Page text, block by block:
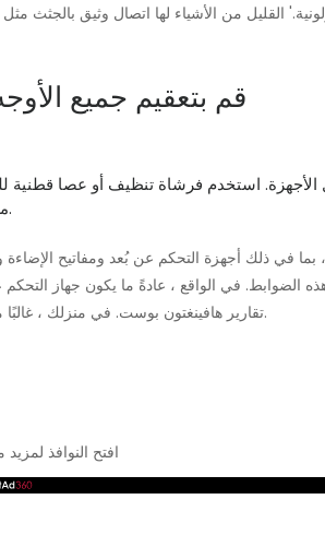
القليل من الأشياء لها اتصال وثيق بالجثث
2. قم بتعقيم جميع
الأجهزة. استخدم فرشاة تنظيف أو عصا قطنية
مزيج خفيف من الماء والكحول المحمر.
في ذلك أجهزة التحكم عن بُعد ومفاتيح الإضاءة
الضوابط. في الواقع ، عادةً ما يكون جهاز
تقارير هافينغتون بوست. في منزلك ، غالبًا ما تكون هذه الأدوات هي الأكثر شرا أيضًا.
افتح النوافذ